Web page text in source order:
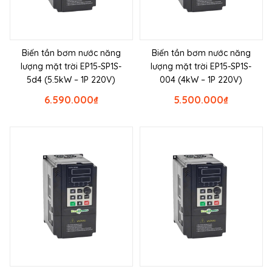
Biến tần bơm nước năng
lượng mặt trời EP15-SP1S-
5d4 (5.5kW – 1P 220V)
₫
6.590.000
Biến tần bơm nước năng
lượng mặt trời EP15-SP1S-
004 (4kW – 1P 220V)
₫
5.500.000